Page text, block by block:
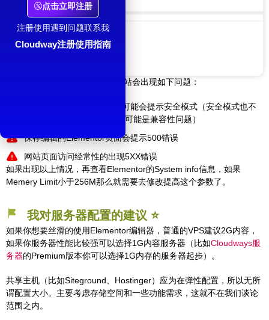
内存不足的情况下我们在使用网站会出现如下问题：
打开Elementor编辑右下角可能会提示安全模式（安全模式也不
代表一定就是内存不足，也可能是兼容性问题）
保存编辑的Elementor页面会提示500错误
网站页面访问经常性的出现5XX错误
如果出现以上情况，再查看Elementor的System info信息，如果
Memery Limit小于256M那么就需要去修改提高这个参数了。
我对服务器配置的建议 ⭐️
如果你想要丝滑的使用Elementor编辑器，普通的VPS建议2G内容，
如果你服务器性能比较强可以选择1G内容服务器（比如Cloudways服
务器的Premium版本你可以选择1G内存的服务器起步）。
共享主机（比如Siteground、Hostinger）应为在弹性配置，所以无所
谓配置大小。主要考虑存储空间和一些功能需求，这就不在我们谈论
范围之内。
点击立即注册
注册使用遇到问题联系我
Cloudway注册使用指南